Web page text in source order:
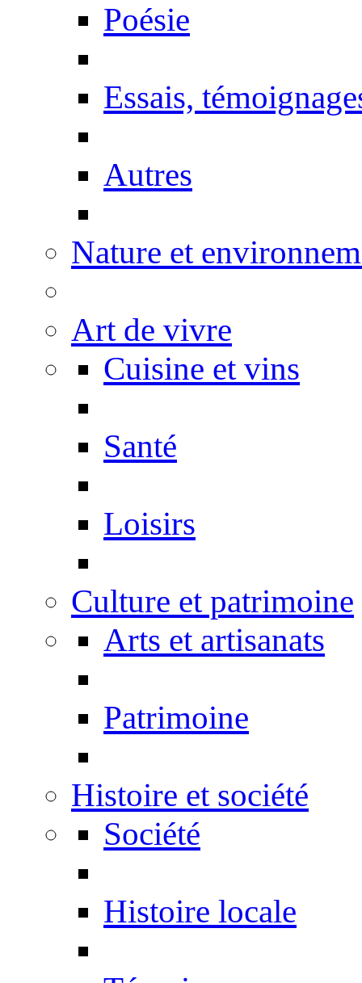
Poésie
Essais,
Autres
Nature et
Art de vivre
Cuisine et vins
Santé
Loisirs
Culture et patrimoine
Arts et artisanats
Patrimoine
Histoire et société
Société
Histoire locale